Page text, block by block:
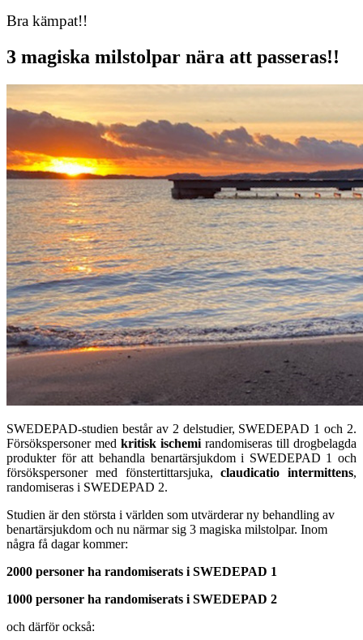
Bra kämpat!!
3 magiska milstolpar nära att passeras!!
SWEDEPAD-studien består av 2 delstudier, SWEDEPAD 1 och 2.
Försökspersoner med kritisk ischemi randomiseras till drogbelagda
produkter för att behandla benartärsjukdom i SWEDEPAD 1 och
försökspersoner med fönstertittarsjuka,claudicatio intermittens,
randomiseras i SWEDEPAD 2.
Studien är den största i världen som utvärderar ny behandling av
benartärsjukdom och nu närmar sig 3 magiska milstolpar. Inom
några få dagar kommer:
2000 personer ha randomiserats i SWEDEPAD 1
1000 personer ha randomiserats i SWEDEPAD 2
och därför också: